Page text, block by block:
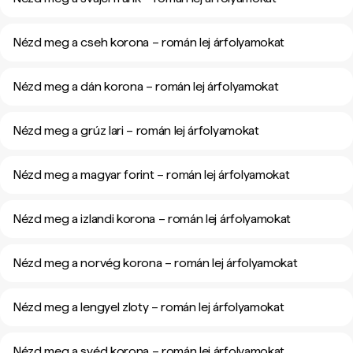
Nézd meg a cseh korona – román lej árfolyamokat
Nézd meg a dán korona – román lej árfolyamokat
Nézd meg a grúz lari – román lej árfolyamokat
Nézd meg a magyar forint – román lej árfolyamokat
Nézd meg a izlandi korona – román lej árfolyamokat
Nézd meg a norvég korona – román lej árfolyamokat
Nézd meg a lengyel zloty – román lej árfolyamokat